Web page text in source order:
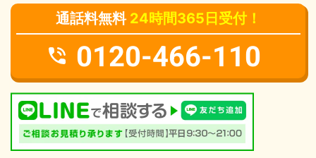
通話料無料 24時間365日受付！
0120-466-110